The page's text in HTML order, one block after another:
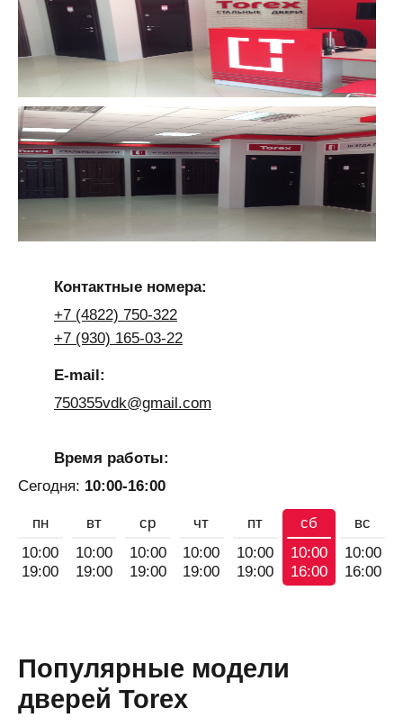
Контактные номера:
+7 (4822) 750-322
+7 (930) 165-03-22
E-mail:
750355vdk@gmail.com
Время работы:
Сегодня: 10:00-16:00
пн
10:00
19:00
вт
10:00
19:00
ср
10:00
19:00
чт
10:00
19:00
пт
10:00
19:00
сб
10:00
16:00
вс
10:00
16:00
Популярные модели
дверей Torex